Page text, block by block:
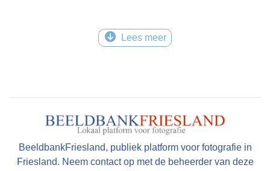
Lees meer
BeeldbankFriesland, publiek platform voor fotografie in
Friesland. Neem contact op met de beheerder van deze